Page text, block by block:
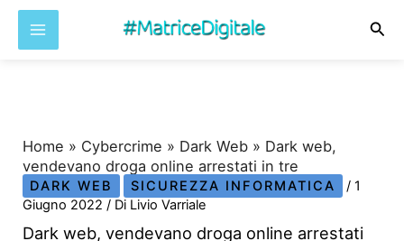
Home » Cybercrime » Dark Web » Dark web,
vendevano droga online arrestati in tre
DARK WEB SICUREZZA INFORMATICA /1
Giugno 2022/ Di Livio Varriale
Dark web, vendevano droga online arrestati